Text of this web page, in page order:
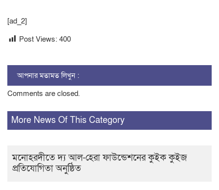
[ad_2]
Post Views: 400
আপনার মতামত লিখুন :
Comments are closed.
More News Of This Category
মনোহরদীতে দ্য আল-হেরা ফাউন্ডেশনের কুইক কুইজ
প্রতিযোগিতা অনুষ্ঠিত